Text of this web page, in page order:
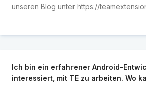
unseren Blog unter https://
Ich bin ein erfahrener Android-
interessiert, mit TE zu arbeiten. Wo